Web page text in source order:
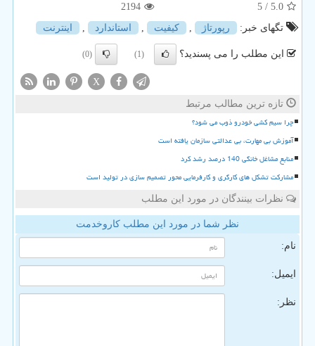
5.0
/ 5
2194
تگهای خبر:
رپورتاژ , كیفیت , استاندارد , اینترنت
این مطلب را می پسندید؟ (1)
(0)
X
تازه ترین مطالب مرتبط
چرا سیم کشی خودرو ذوب می شود؟
آموزش بی مهارت، بی عدالتی سازمان یافته است
منابع مشاغل خانگی 140 درصد رشد کرد
مشارکت تشکل های کارگری و کارفرمایی محور تصمیم سازی در تولید است
نظرات بینندگان در مورد این مطلب
نظر شما در مورد این مطلب کاروخدمت
نام:
ایمیل:
نظر: